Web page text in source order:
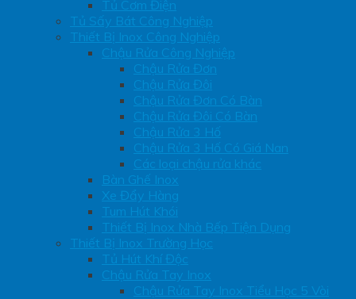
Tủ Cơm Điện
Tủ Sấy Bát Công Nghiệp
Thiết Bị Inox Công Nghiệp
Chậu Rửa Công Nghiệp
Chậu Rửa Đơn
Chậu Rửa Đôi
Chậu Rửa Đơn Có Bàn
Chậu Rửa Đôi Có Bàn
Chậu Rửa 3 Hố
Chậu Rửa 3 Hố Có Giá Nan
Các loại chậu rửa khác
Bàn Ghế Inox
Xe Đẩy Hàng
Tum Hút Khói
Thiết Bị Inox Nhà Bếp Tiện Dụng
Thiết Bị Inox Trường Học
Tủ Hút Khí Độc
Chậu Rửa Tay Inox
Chậu Rửa Tay Inox Tiểu Học 5 Vòi